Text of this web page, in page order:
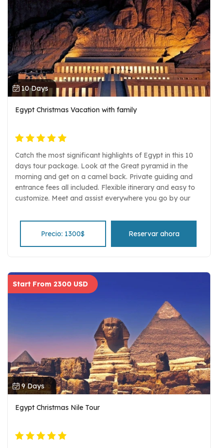
10 Days
Egypt Christmas Vacation with family
Catch the most significant highlights of Egypt in this 10
days tour package. Look at the Great pyramid in the
morning and get on a camel back. Private guiding and
entrance fees all included. Flexible itinerary and easy to
customize. Meet and assist everywhere you go by our
Precio: 1300$ Reservar ahora
Start From 2300 USD
9 Days
Egypt Christmas Nile Tour